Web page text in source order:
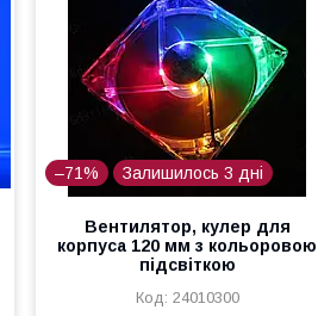
–71% Залишилось 3 дні
Вентилятор, кулер для
корпуса 120 мм з кольоровою
підсвіткою
24010300